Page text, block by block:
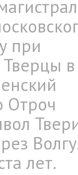
при
в
Отроч
лет.